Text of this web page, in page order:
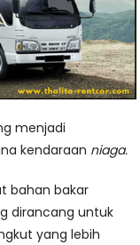
menjadi
kendaraan niaga.
bahan bakar
dirancang untuk
yang lebih